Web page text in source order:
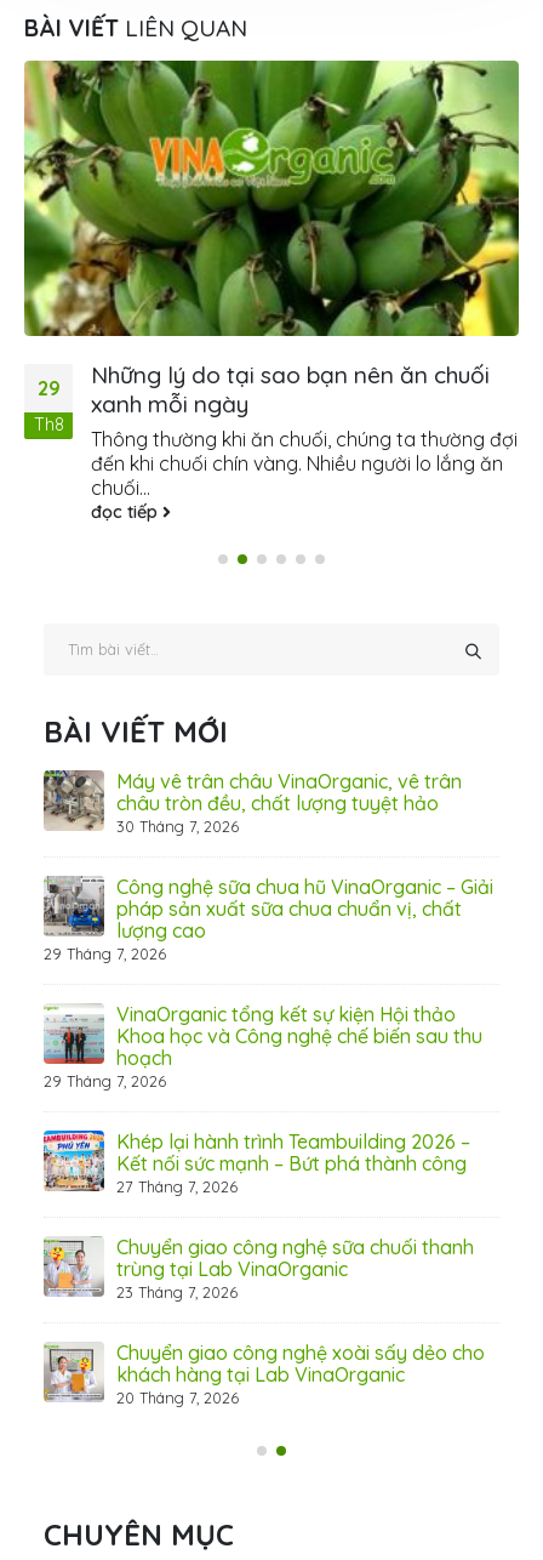
BÀI VIẾT LIÊN QUAN
29
Th8
Những lý do tại sao bạn nên ăn chuối
xanh mỗi ngày
Thông thường khi ăn chuối, chúng ta thường đợi
đến khi chuối chín vàng. Nhiều người lo lắng ăn
chuối...
đọc tiếp
BÀI VIẾT MỚI
Máy vê trân châu VinaOrganic, vê trân
châu tròn đều, chất lượng tuyệt hảo
30 Tháng 7, 2026
Công nghệ sữa chua hũ VinaOrganic – Giải
pháp sản xuất sữa chua chuẩn vị, chất
lượng cao
29 Tháng 7, 2026
VinaOrganic tổng kết sự kiện Hội thảo
Khoa học và Công nghệ chế biến sau thu
hoạch
29 Tháng 7, 2026
Khép lại hành trình Teambuilding 2026 –
Kết nối sức mạnh – Bứt phá thành công
27 Tháng 7, 2026
Chuyển giao công nghệ sữa chuối thanh
trùng tại Lab VinaOrganic
23 Tháng 7, 2026
Chuyển giao công nghệ xoài sấy dẻo cho
khách hàng tại Lab VinaOrganic
20 Tháng 7, 2026
CHUYÊN MỤC